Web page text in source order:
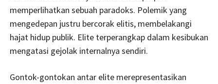
memperlihatkan sebuah paradoks. Polemik yang
mengedepan justru bercorak elitis, membelakangi
hajat hidup publik. Elite terperangkap dalam kesibukan
mengatasi gejolak internalnya sendiri.
Gontok-gontokan antar elite merepresentasikan